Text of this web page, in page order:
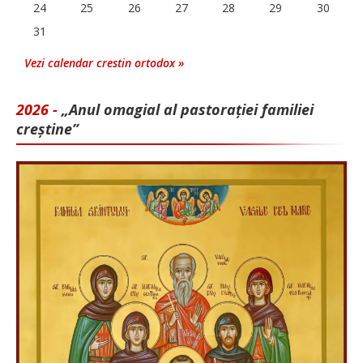
24 25 26 27 28 29
30
31
Vezi calendar crestin ortodox »
2026 - „Anul omagial al pastorației familiei
creștine”